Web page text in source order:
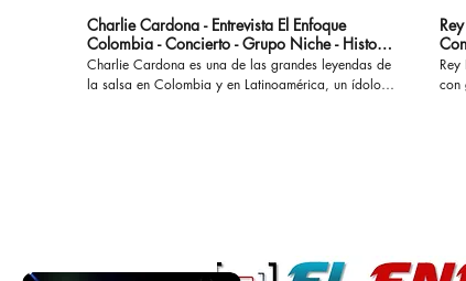
Charlie Cardona - Entrevista El Enfoque
Colombia - Concierto - Grupo Niche - Historia
- Canciones
Charlie Cardona es una de las grandes leyendas de
la salsa en Colombia y en Latinoamérica, un ídolo
con